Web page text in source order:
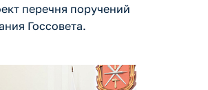
перечня поручений
Госсовета.